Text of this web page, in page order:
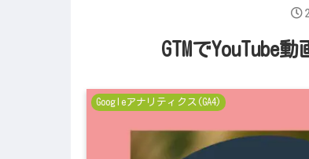
GTMでYouTube
Googleアナリティクス(GA4)